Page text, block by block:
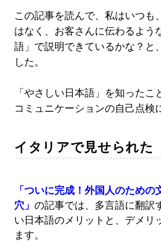
この記事を読んで、私はいつも
はなく、お客さんに伝わるよう
語」で説明できているかな？と
した。
「やさしい日本語」を知った
コミュニケーションの自己点検
イタリアで見せられた
「ついに完成！外国人のための
穴」 の記事では、多言語に翻訳
い日本語のメリットと、デメリ
ます。